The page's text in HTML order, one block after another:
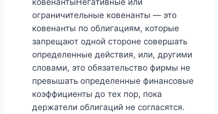
ограничительные ковенанты — это
ковенанты по облигациям, которые
запрещают одной стороне совершать
определенные действия, или, другими
словами, это обязательство фирмы не
превышать определенные финансовые
коэффициенты до тех пор, пока
держатели облигаций не согласятся.